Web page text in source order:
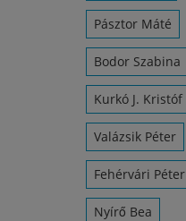
Pásztor Máté
Bodor Szabina
Kurkó J. Kristóf
Valázsik Péter
Fehérvári Péter
Nyírő Bea